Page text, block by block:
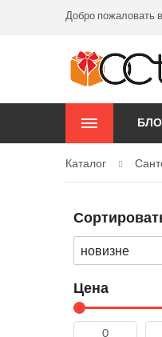
Добро пожаловать
Каталог
новизне
Цена